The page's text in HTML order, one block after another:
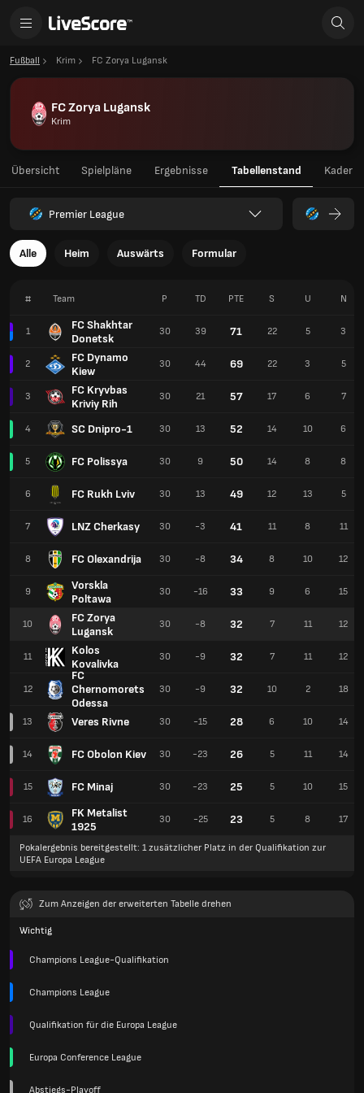
Fußball Krim FC Zorya Lugansk
FC Zorya Lugansk
Krim
Übersicht Spielpläne Ergebnisse Tabellenstand Kader
Premier League
Alle Heim Auswärts Formular
# Team
1
FC Shakhtar
Donetsk
2
FC Dynamo
Kiew
3
FC Kryvbas
Kriviy Rih
4 SC Dnipro-1
5 FC Polissya
6 FC Rukh Lviv
7 LNZ Cherkasy
8 FC Olexandrija
9
Vorskla
Poltawa
10
FC Zorya
Lugansk
11
Kolos
Kovalivka
12
FC
Chernomorets
Odessa
13 Veres Rivne
14 FC Obolon Kiev
15 FC Minaj
16
FK Metalist
1925
P TD PTE S U N
30 39 71 22 5 3
30 44 69 22 3 5
30 21 57 17 6 7
30 13 52 14 10 6
30 9 50 14 8 8
30 13 49 12 13 5
30 -3 41 11 8 11
30 -8 34 8 10 12
30 -16 33 9 6 15
30 -8 32 7 11 12
30 -9 32 7 11 12
30 -9 32 10 2 18
30 -15 28 6 10 14
30 -23 26 5 11 14
30 -23 25 5 10 15
30 -25 23 5 8 17
Pokalergebnis bereitgestellt: 1 zusätzlicher Platz in der Qualifikation zur
UEFA Europa League
Zum Anzeigen der erweiterten Tabelle drehen
Wichtig
Champions League-Qualifikation
Champions League
Qualifikation für die Europa League
Europa Conference League
Abstiegs-Playoff